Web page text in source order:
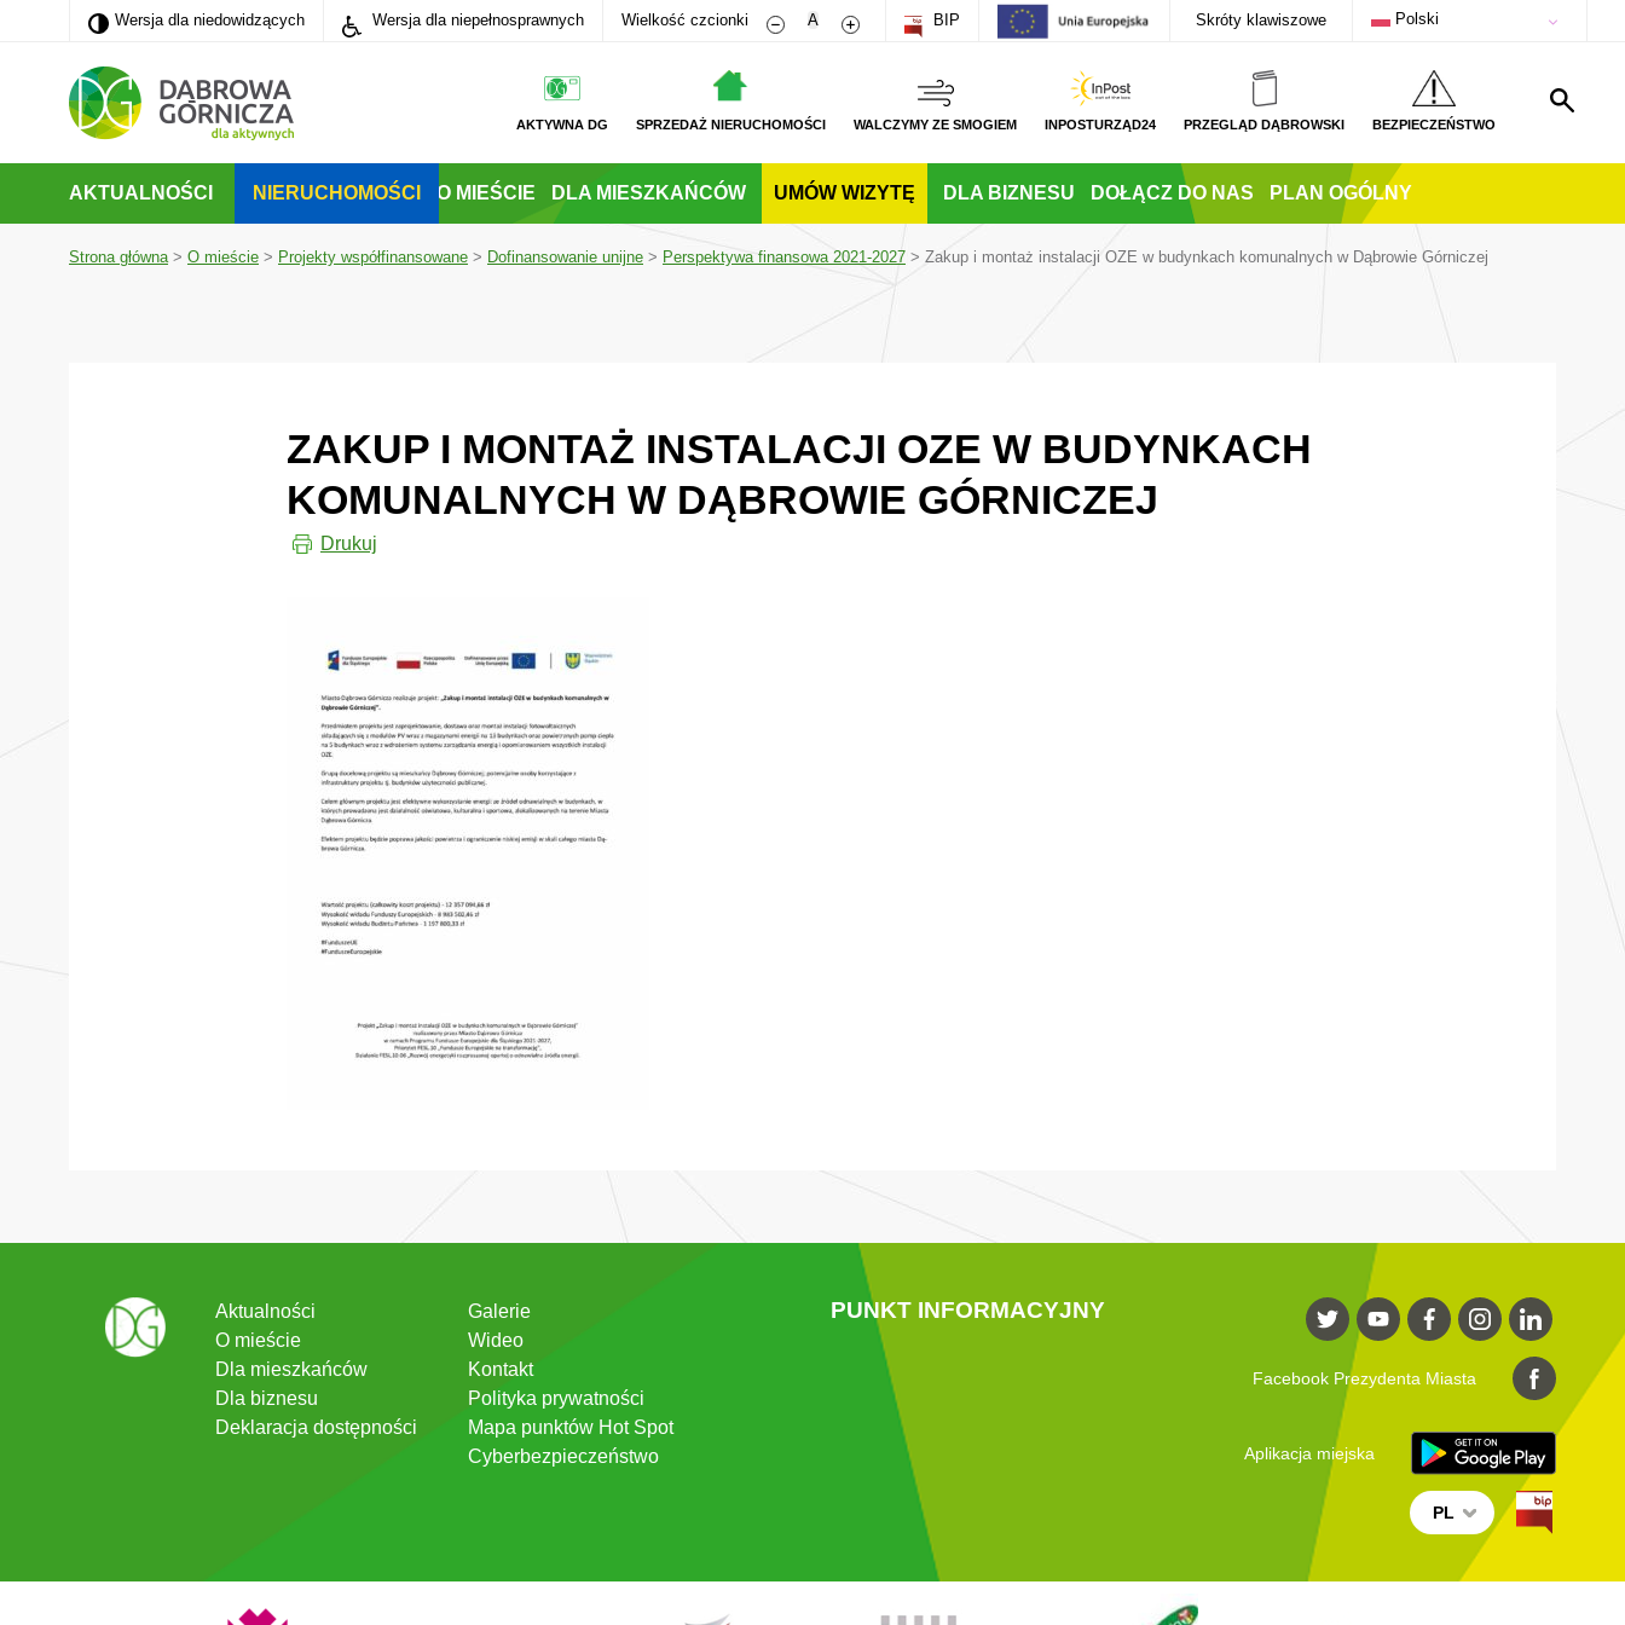
PRZEJDŹ DO MENU GŁÓWNEGO
PRZEJDŹ DO WYSZUKIWARKI
Wersja dla niedowidzących
Wersja dla niedowidzących Wersja dla niepełnosprawnych Wielkość czcionki Zmniejsz rozmiar czcionki
A Zwiększ rozmiar czcionki
BIP Skróty klawiszowe Polski
AKTYWNA DG SPRZEDAŻ NIERUCHOMOŚCI WALCZYMY ZE SMOGIEM INPOSTURZĄD24 PRZEGLĄD DĄBROWSKI BEZPIECZEŃSTWO
AKTUALNOŚCI NIERUCHOMOŚCI O MIEŚCIE DLA MIESZKAŃCÓW UMÓW WIZYTĘ DLA BIZNESU DOŁĄCZ DO NAS PLAN OGÓLNY
Strona główna> O mieście > Projekty współfinansowane > Dofinansowanie unijne > Perspektywa finansowa 2021-2027 > Zakup i montaż instalacji OZE w budynkach komunalnych w Dąbrowie Górniczej
ZAKUP I MONTAŻ INSTALACJI OZE W BUDYNKACH
KOMUNALNYCH W DĄBROWIE GÓRNICZEJ
Drukuj
Aktualności
O mieście
Dla mieszkańców
Dla biznesu
Deklaracja dostępności
Galerie
Wideo
Kontakt
Polityka prywatności
Mapa punktów Hot Spot
Cyberbezpieczeństwo
PUNKT INFORMACYJNY
Facebook Prezydenta Miasta
Aplikacja miejska
PL